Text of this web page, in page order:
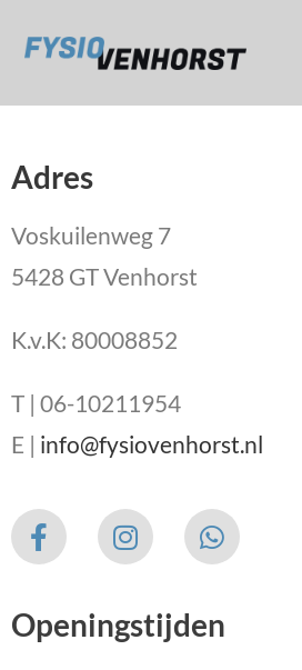
Adres
Voskuilenweg 7
5428 GT Venhorst
K.v.K: 80008852
T | 06-10211954
E | info@fysiovenhorst.nl
Openingstijden